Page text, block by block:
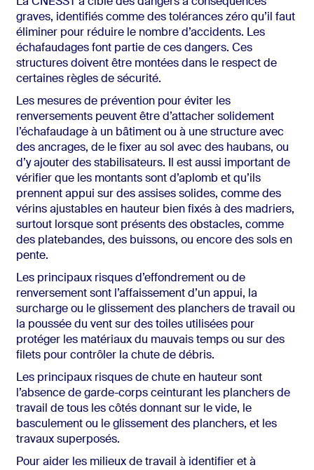
La CNESST a ciblé des dangers à conséquences
graves, identifiés comme des tolérances zéro qu’il faut
éliminer pour réduire le nombre d’accidents. Les
échafaudages font partie de ces dangers. Ces
structures doivent être montées dans le respect de
certaines règles de sécurité.
Les mesures de prévention pour éviter les
renversements peuvent être d’attacher solidement
l’échafaudage à un bâtiment ou à une structure avec
des ancrages, de le fixer au sol avec des haubans, ou
d’y ajouter des stabilisateurs. Il est aussi important de
vérifier que les montants sont d’aplomb et qu’ils
prennent appui sur des assises solides, comme des
vérins ajustables en hauteur bien fixés à des madriers,
surtout lorsque sont présents des obstacles, comme
des platebandes, des buissons, ou encore des sols en
pente.
Les principaux risques d’effondrement ou de
renversement sont l’affaissement d’un appui, la
surcharge ou le glissement des planchers de travail ou
la poussée du vent sur des toiles utilisées pour
protéger les matériaux du mauvais temps ou sur des
filets pour contrôler la chute de débris.
Les principaux risques de chute en hauteur sont
l’absence de garde-corps ceinturant les planchers de
travail de tous les côtés donnant sur le vide, le
basculement ou le glissement des planchers, et les
travaux superposés.
Pour aider les milieux de travail à identifier et à